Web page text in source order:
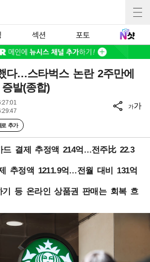
섹션 포토
다…스타벅스 논란 2주만에
발(종합)
로 추가
가가
드 결제 추정액 214억…전주比 22.3
추정액 1211.9억…전월 대비 131억
기 등 온라인 상품권 판매는 회복 흐